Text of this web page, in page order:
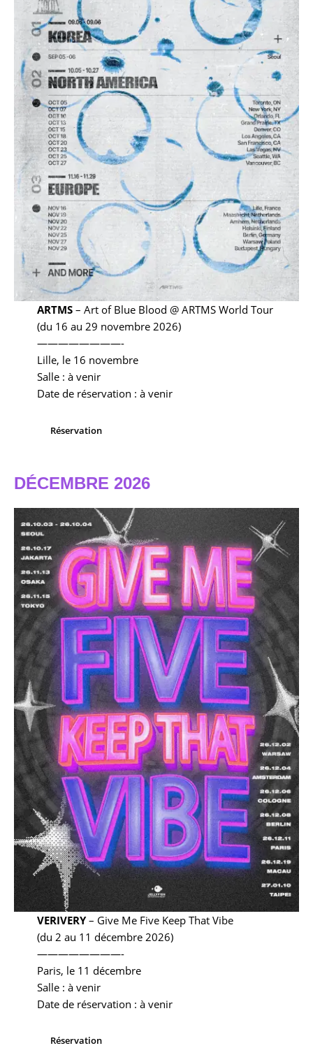
ARTMS– Art of Blue Blood @ ARTMS World Tour
(du 16 au 29 novembre 2026)
————————-
Lille, le 16 novembre
Salle : à venir
Date de réservation : à venir
Réservation
DÉCEMBRE 2026
VERIVERY– Give Me Five Keep That Vibe
(du 2 au 11 décembre 2026)
————————-
Paris, le 11 décembre
Salle : à venir
Date de réservation : à venir
Réservation